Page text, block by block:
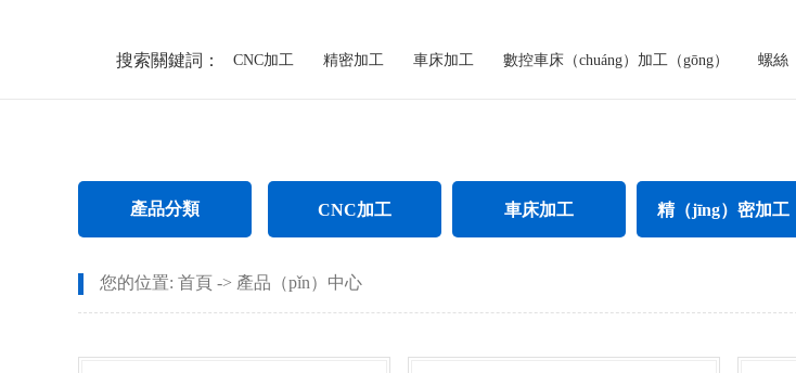
搜索關鍵詞： CNC加工 精密加工 車床加工 數控車床（chuáng）加工（gōng） 螺絲
產品分類 CNC加工
CNC長軸加工
安（ān）全設（shè）備（bèi）配件CNC加工
車床加工
螺母車（chē）床加工
螺柱車床加工
精（jīng）密加工
精密不鏽鋼件加工
精密車床加工（gōng）
您的位置: 首頁 -> 產品（pǐn）中心